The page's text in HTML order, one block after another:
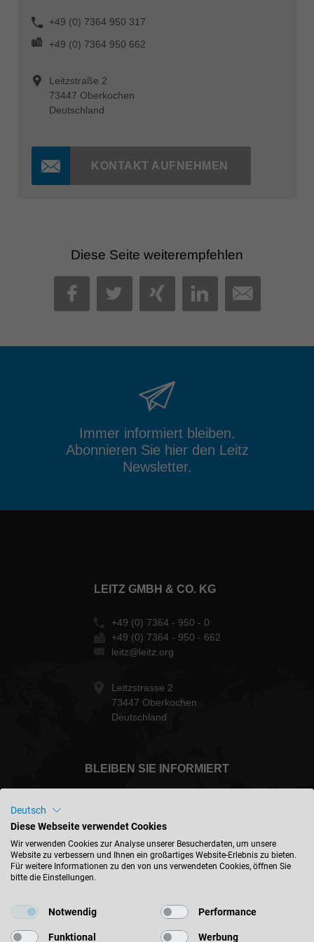
+49 (0) 7364 950 317
+49 (0) 7364 950 662
Leitzstraße 2
73447 Oberkochen
Deutschland
KONTAKT AUFNEHMEN
Diese Seite weiterempfehlen
FACEBOOK
TWITTER
XINGLINKEDIN
MAIL
Immer informiert bleiben.
Abonnieren Sie hier den Leitz
Newsletter.
LEITZ GMBH & CO. KG
+49 (0) 7364 - 950 - 0
+49 (0) 7364 - 950 - 662
leitz@leitz.org
Leitzstrasse 2
73447 Oberkochen
Deutschland
BLEIBEN SIE INFORMIERT
International - deutsch
Deutsch
Diese Webseite verwendet Cookies
Wir verwenden Cookies zur Analyse unserer Besucherdaten, um unsere
Website zu verbessern und Ihnen ein großartiges Website-Erlebnis zu bieten.
Für weitere Informationen zu den von uns verwendeten Cookies, öffnen Sie
bitte die Einstellungen.
Notwendig Performance
Funktional Werbung